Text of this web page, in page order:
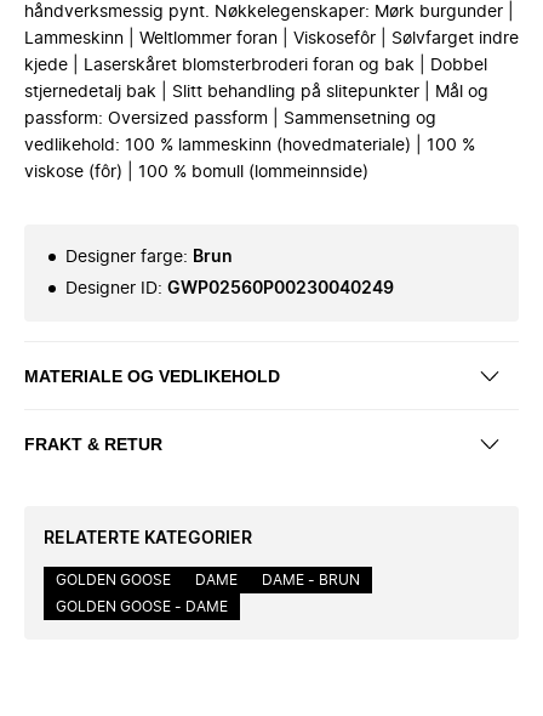
håndverksmessig pynt. Nøkkelegenskaper: Mørk burgunder |
Lammeskinn | Weltlommer foran | Viskosefôr | Sølvfarget indre
kjede | Laserskåret blomsterbroderi foran og bak | Dobbel
stjernedetalj bak | Slitt behandling på slitepunkter | Mål og
passform: Oversized passform | Sammensetning og
vedlikehold: 100 % lammeskinn (hovedmateriale) | 100 %
viskose (fôr) | 100 % bomull (lommeinnside)
Designer farge: Brun
Designer ID: GWP02560P00230040249
MATERIALE OG VEDLIKEHOLD
FRAKT & RETUR
RELATERTE KATEGORIER
GOLDEN GOOSE DAME
DAME - BRUN
GOLDEN GOOSE - DAME